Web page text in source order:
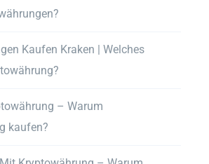
Kaufen Kraken | Welches
– Warum
kaufen?